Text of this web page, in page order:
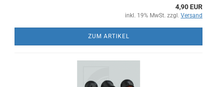
4,90 EUR
inkl. 19% MwSt. zzgl. Versand
ZUM ARTIKEL